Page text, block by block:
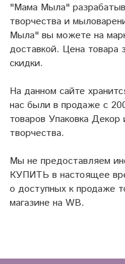
"Мама Мыла"
творчества и
Мыла" вы можете на
доставкой. Цена товара
скидки.
На данном сайте
нас были в продаже с
товаров Упаковка
творчества.
Мы не предоставляем
КУПИТЬ в настоящее
о доступных к продаже
магазине на WB.